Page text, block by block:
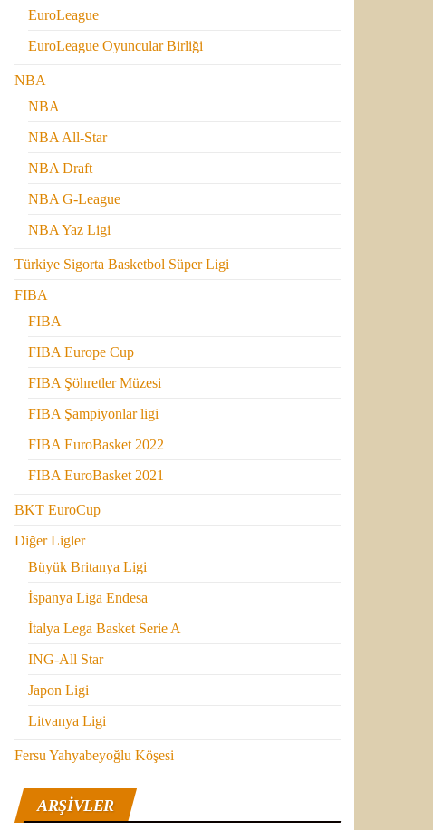
EuroLeague
EuroLeague Oyuncular Birliği
NBA
NBA
NBA All-Star
NBA Draft
NBA G-League
NBA Yaz Ligi
Türkiye Sigorta Basketbol Süper Ligi
FIBA
FIBA
FIBA Europe Cup
FIBA Şöhretler Müzesi
FIBA Şampiyonlar ligi
FIBA EuroBasket 2022
FIBA EuroBasket 2021
BKT EuroCup
Diğer Ligler
Büyük Britanya Ligi
İspanya Liga Endesa
İtalya Lega Basket Serie A
ING-All Star
Japon Ligi
Litvanya Ligi
Fersu Yahyabeyoğlu Köşesi
ARŞIVLER